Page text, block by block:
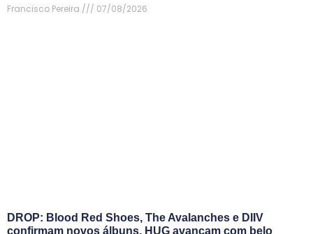
Francisco Pereira
07/08/2026
DROP: Blood Red Shoes, The Avalanches e DIIV
confirmam novos álbuns, HUG avançam com belo